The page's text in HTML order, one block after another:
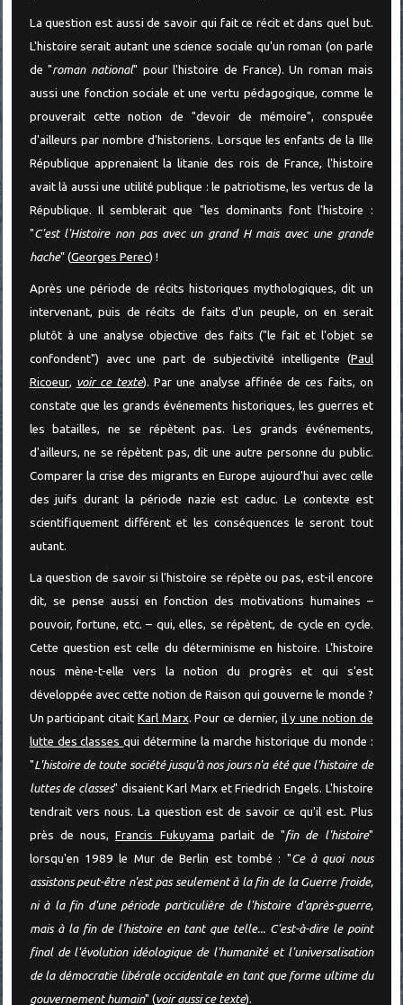
La question est aussi de savoir qui fait ce récit et dans quel but.
L'histoire serait autant une science sociale qu'un roman (on parle
de "roman national" pour l'histoire de France). Un roman mais
aussi une fonction sociale et une vertu pédagogique, comme le
prouverait cette notion de "devoir de mémoire", conspuée
d'ailleurs par nombre d'historiens. Lorsque les enfants de la IIIe
République apprenaient la litanie des rois de France, l'histoire
avait là aussi une utilité publique : le patriotisme, les vertus de la
République. Il semblerait que "les dominants font l'histoire :
"C'est l'Histoire non pas avec un grand H mais avec une grande
hache" (Georges Perec) !
Après une période de récits historiques mythologiques, dit un
intervenant, puis de récits de faits d'un peuple, on en serait
plutôt à une analyse objective des faits ("le fait et l'objet se
confondent") avec une part de subjectivité intelligente (Paul
Ricoeur, voir ce texte). Par une analyse affinée de ces faits, on
constate que les grands événements historiques, les guerres et
les batailles, ne se répètent pas. Les grands événements,
d'ailleurs, ne se répètent pas, dit une autre personne du public.
Comparer la crise des migrants en Europe aujourd'hui avec celle
des juifs durant la période nazie est caduc. Le contexte est
scientifiquement différent et les conséquences le seront tout
autant.
La question de savoir si l'histoire se répète ou pas, est-il encore
dit, se pense aussi en fonction des motivations humaines –
pouvoir, fortune, etc. – qui, elles, se répètent, de cycle en cycle.
Cette question est celle du déterminisme en histoire. L'histoire
nous mène-t-elle vers la notion du progrès et qui s'est
développée avec cette notion de Raison qui gouverne le monde ?
Un participant citait Karl Marx. Pour ce dernier, il y une notion de
lutte des classesqui détermine la marche historique du monde :
"L'histoire de toute société jusqu'à nos jours n'a été que l'histoire de
luttes de classes" disaient Karl Marx et Friedrich Engels. L'histoire
tendrait vers nous. La question est de savoir ce qu'il est. Plus
près de nous,Francis Fukuyama parlait de "fin de l'histoire"
lorsqu'en 1989 le Mur de Berlin est tombé : "Ce à quoi nous
assistons peut-être n'est pas seulement à la fin de la Guerre froide,
ni à la fin d'une période particulière de l'histoire d'après-guerre,
mais à la fin de l'histoire en tant que telle... C'est-à-dire le point
final de l'évolution idéologique de l'humanité et l'universalisation
de la démocratie libérale occidentale en tant que forme ultime du
gouvernement humain" (voir aussi ce texte).